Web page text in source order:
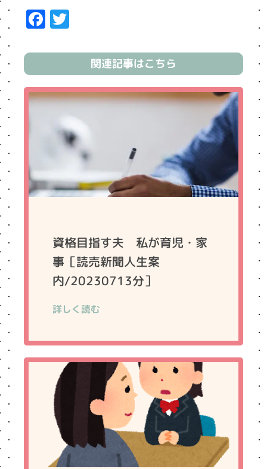
Facebook
関連記事はこちら
資格目指す夫 私が育児・家
事［読売新聞人生案
内/20230713分］
詳しく読む